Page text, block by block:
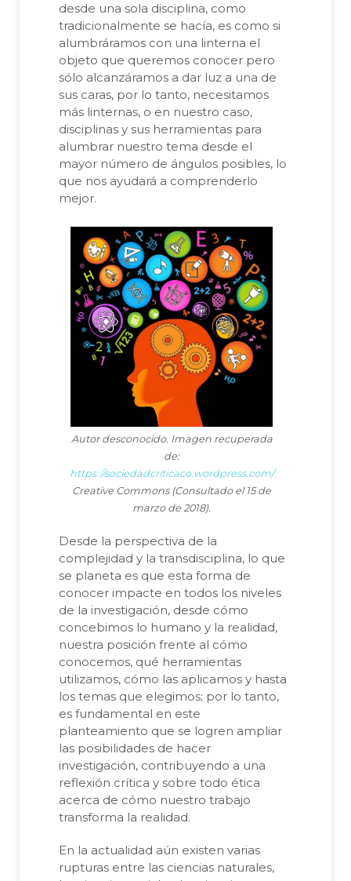
desde una sola disciplina, como
tradicionalmente se hacía, es como si
alumbráramos con una linterna el
objeto que queremos conocer pero
sólo alcanzáramos a dar luz a una de
sus caras, por lo tanto, necesitamos
más linternas, o en nuestro caso,
disciplinas y sus herramientas para
alumbrar nuestro tema desde el
mayor número de ángulos posibles, lo
que nos ayudará a comprenderlo
mejor.
Autor desconocido. Imagen recuperada
de:
https://sociedadcriticaco.wordpress.com/
Creative Commons (Consultado el 15 de
marzo de 2018).
Desde la perspectiva de la
complejidad y la transdisciplina, lo que
se planeta es que esta forma de
conocer impacte en todos los niveles
de la investigación, desde cómo
concebimos lo humano y la realidad,
nuestra posición frente al cómo
conocemos, qué herramientas
utilizamos, cómo las aplicamos y hasta
los temas que elegimos; por lo tanto,
es fundamental en este
planteamiento que se logren ampliar
las posibilidades de hacer
investigación, contribuyendo a una
reflexión crítica y sobre todo ética
acerca de cómo nuestro trabajo
transforma la realidad.
En la actualidad aún existen varias
rupturas entre las ciencias naturales,